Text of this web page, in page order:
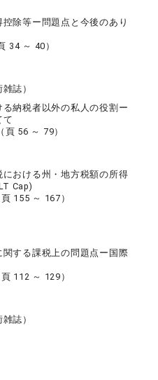
除等ー問題点と今後のあり
34 ～ 40）
誌）
納税者以外の私人の役割ー
て
56 ～ 79）
における州・地方税額の所得
Cap)
155 ～ 167）
関する課税上の問題点ー国際
112 ～ 129）
誌）